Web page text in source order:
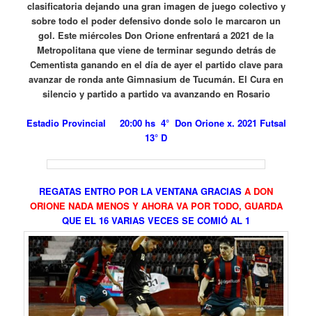
clasificatoria dejando una gran imagen de juego colectivo y
sobre todo el poder defensivo donde solo le marcaron un
gol. Este miércoles Don Orione enfrentará a 2021 de la
Metropolitana que viene de terminar segundo detrás de
Cementista ganando en el día de ayer el partido clave para
avanzar de ronda ante Gimnasium de Tucumán. El Cura en
silencio y partido a partido va avanzando en Rosario
Estadio Provincial 20:00 hs 4° Don Orione x. 2021 Futsal
13° D
REGATAS ENTRO POR LA VENTANA GRACIAS A DON
ORIONE NADA MENOS Y AHORA VA POR TODO, GUARDA
QUE EL 16 VARIAS VECES SE COMIÓ AL 1